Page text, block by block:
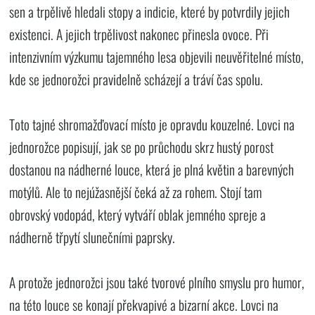
sen a trpělivě hledali stopy a indicie, které by potvrdily jejich
existenci. A jejich trpělivost nakonec přinesla ovoce. Při
intenzivním výzkumu tajemného lesa objevili neuvěřitelné místo,
kde se jednorožci pravidelně scházejí a tráví čas spolu.
Toto tajné shromažďovací místo je opravdu kouzelné. Lovci na
jednorožce popisují, jak se po průchodu skrz hustý porost
dostanou na nádherné louce, která je plná květin a barevných
motýlů. Ale to nejúžasnější čeká až za rohem. Stojí tam
obrovský vodopád, který vytváří oblak jemného spreje a
nádherně třpytí slunečními paprsky.
A protože jednorožci jsou také tvorové plního smyslu pro humor,
na této louce se konají překvapivé a bizarní akce. Lovci na